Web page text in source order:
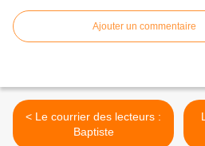
Ajouter un commentaire
< Le courrier des lecteurs :
Baptiste